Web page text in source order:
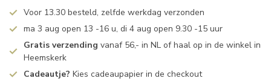
Voor 13.30 besteld, zelfde werkdag verzonden
ma 3 aug open 13 -16 u, di 4 aug open 9.30 -15 uur
Gratis verzending vanaf 56,- in NL of haal op in de winkel in
Heemskerk
Cadeautje? Kies cadeaupapier in de checkout